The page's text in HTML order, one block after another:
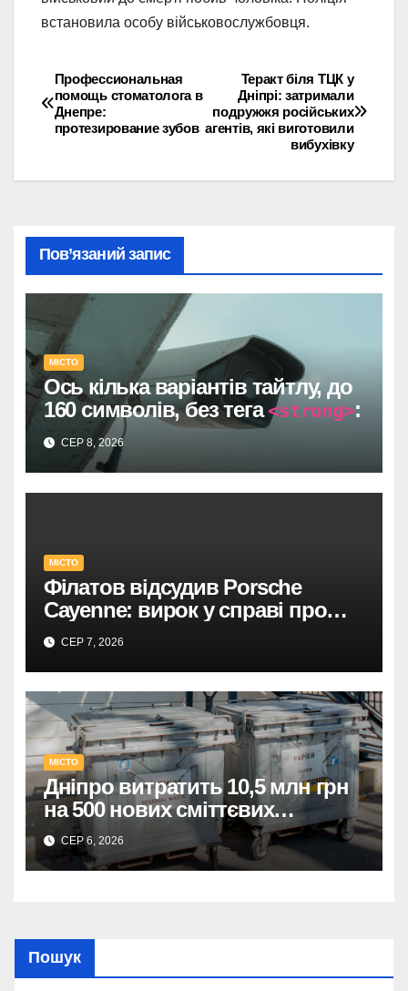
встановила особу військовослужбовця.
Навігація
записів
Теракт біля ТЦК у
Дніпрі: затримали
подружжя російських
агентів, які виготовили
вибухівку
Профессиональная
помощь стоматолога в
Днепре:
протезирование зубов
Пов’язаний запис
МІСТО
Ось кілька варіантів тайтлу, до
160 символів, без тега<strong>:
Один прямий договір на 735
тисяч у Дніпрі: супровід
відеоспостереження після
У Дніпрі: 735 тисяч за прямим
договором на
відеоспостереження після
зірваних торгів.
Дніпро: 735 тис. на
відеоспостереження за прямим
договором після невдалих
торгів.
СЕР 8, 2026
МІСТО
Філатов відсудив Porsche
Cayenne: вирок у справі про
фейк.
СЕР 7, 2026
МІСТО
Дніпро витратить 10,5 млн грн
на 500 нових сміттєвих
контейнерів.
СЕР 6, 2026
Пошук